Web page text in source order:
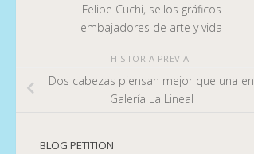
Felipe Cuchi, sellos gráficos
embajadores de arte y vida
HISTORIA PREVIA
Dos cabezas piensan mejor que una en
Galería La Lineal
BLOG PETITION